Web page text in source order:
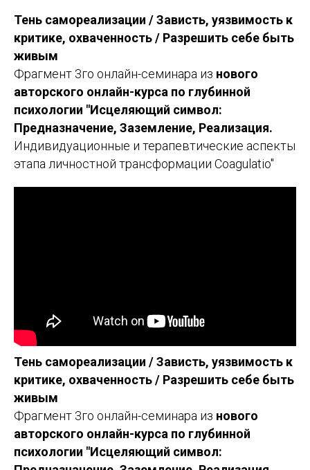
Тень самореализации / Зависть, уязвимость к
критике, охваченность / Разрешить себе быть
живым
Фрагмент 3го онлайн-семинара из нового
авторского онлайн-курса по глубинной
психологии "Исцеляющий символ:
Предназначение, Заземление, Реализация.
Индивидуационные и терапевтические аспекты
этапа личностной трансформации Coagulatio"
Тень самореализации / Зависть, уязвимость к
критике, охваченность / Разрешить себе быть
живым
Фрагмент 3го онлайн-семинара из нового
авторского онлайн-курса по глубинной
психологии "Исцеляющий символ: